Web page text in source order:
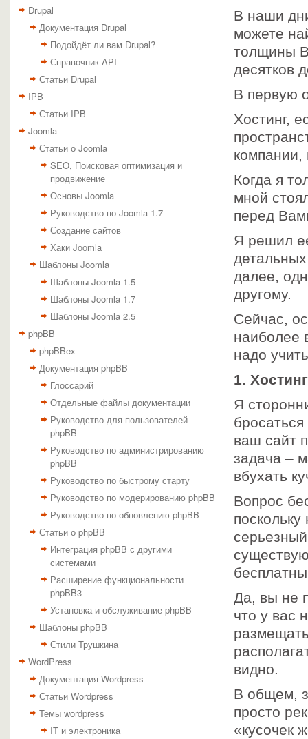
Drupal
Документация Drupal
Подойдёт ли вам Drupal?
Справочник API
Статьи Drupal
IPB
Статьи IPB
Joomla
Статьи о Joomla
SEO, Поисковая оптимизация и
продвижение
Основы Joomla
Руководство по Joomla 1.7
Создание сайтов
Хаки Joomla
Шаблоны Joomla
Шаблоны Joomla 1.5
Шаблоны Joomla 1.7
Шаблоны Joomla 2.5
phpBB
phpBBex
Документация phpBB
Глоссарий
Отдельные файлы документации
Руководство для пользователей
phpBB
Руководство по администрированию
phpBB
Руководство по быстрому старту
Руководство по модерированию phpBB
Руководство по обновлению phpBB
Статьи о phpBB
Интеграция phpBB с другими
системами
Расширение функциональности
phpBB3
Установка и обслуживание phpBB
Шаблоны phpBB
Стили Трушкина
WordPress
Документация Wordpress
Статьи Wordpress
Темы wordpress
IT и электроника
В наши
можете
толщины
десятков
В первую
Хостинг,
компании,
Когда я
мной
перед
Я решил
далее,
другому.
Сейчас,
наиболее
надо
1.
Я
ваш сайт
задача –
вбухать
Вопрос
Да, вы не
что у вас
видно.
В общем,
просто
«кусочек